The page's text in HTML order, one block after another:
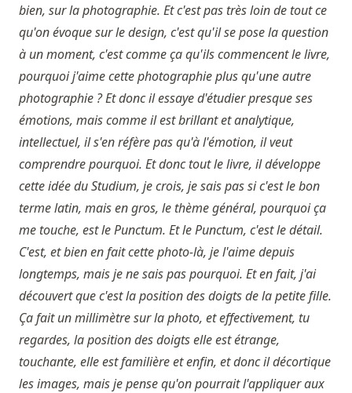
bien, sur la photographie. Et c'est pas très loin de tout ce
qu'on évoque sur le design, c'est qu'il se pose la question
à un moment, c'est comme ça qu'ils commencent le livre,
pourquoi j'aime cette photographie plus qu'une autre
photographie ? Et donc il essaye d'étudier presque ses
émotions, mais comme il est brillant et analytique,
intellectuel, il s'en réfère pas qu'à l'émotion, il veut
comprendre pourquoi. Et donc tout le livre, il développe
cette idée du Studium, je crois, je sais pas si c'est le bon
terme latin, mais en gros, le thème général, pourquoi ça
me touche, est le Punctum. Et le Punctum, c'est le détail.
C'est, et bien en fait cette photo-là, je l'aime depuis
longtemps, mais je ne sais pas pourquoi. Et en fait, j'ai
découvert que c'est la position des doigts de la petite fille.
Ça fait un millimètre sur la photo, et effectivement, tu
regardes, la position des doigts elle est étrange,
touchante, elle est familière et enfin, et donc il décortique
les images, mais je pense qu'on pourrait l'appliquer aux